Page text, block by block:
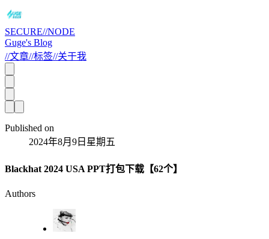
SECURE//NODE
Guge's Blog
//文章//标签//关于我
Published on
2024年8月9日星期五
Blackhat 2024 USA PPT打包下载【62个】
Authors